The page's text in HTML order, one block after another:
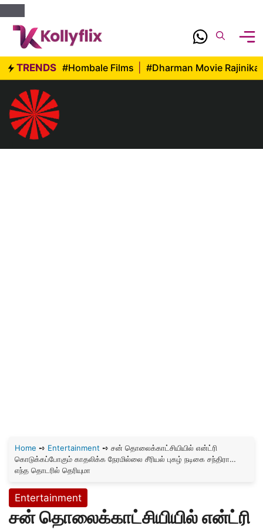
Skip
content
TRENDS #Hombale Films #Dharman Movie
Home ➺ Entertainment ➺ சன் தொலைக்காட்சியியில் என்ட்ரி
கொடுக்கப்போகும் காதலிக்க நேரமில்லை சீரியல் புகழ் நடிகை சந்திரா…
எந்த தொடரில் தெரியுமா
Entertainment
சன் தொலைக்காட்சியியில் என்ட்ரி